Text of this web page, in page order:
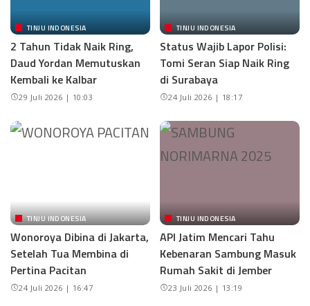
TINJU INDONESIA
2 Tahun Tidak Naik Ring,
Daud Yordan Memutuskan
Kembali ke Kalbar
29 Juli 2026 | 10:03
TINJU INDONESIA
Status Wajib Lapor Polisi:
Tomi Seran Siap Naik Ring
di Surabaya
24 Juli 2026 | 18:17
TINJU INDONESIA
Wonoroya Dibina di Jakarta,
Setelah Tua Membina di
Pertina Pacitan
24 Juli 2026 | 16:47
TINJU INDONESIA
API Jatim Mencari Tahu
Kebenaran Sambung Masuk
Rumah Sakit di Jember
23 Juli 2026 | 13:19